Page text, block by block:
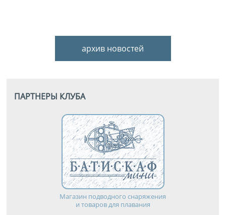
архив новостей
ПАРТНЕРЫ КЛУБА
Магазин подводного снаряжения
и товаров для плавания